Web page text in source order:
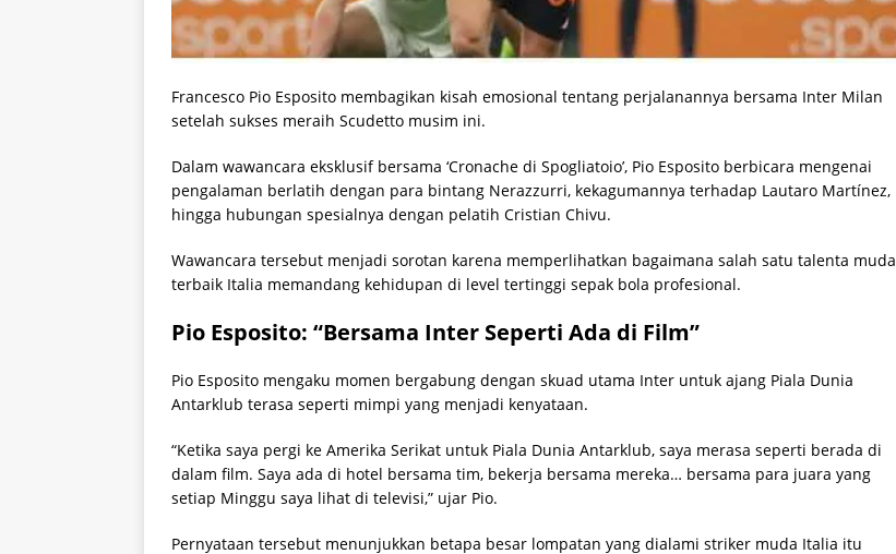
Francesco Pio Esposito membagikan kisah emosional tentang perjalanannya bersama Inter Milan
setelah sukses meraih Scudetto musim ini.
Dalam wawancara eksklusif bersama ‘Cronache di Spogliatoio’, Pio Esposito berbicara mengenai
pengalaman berlatih dengan para bintang Nerazzurri, kekagumannya terhadap Lautaro Martínez,
hingga hubungan spesialnya dengan pelatih Cristian Chivu.
Wawancara tersebut menjadi sorotan karena memperlihatkan bagaimana salah satu talenta muda
terbaik Italia memandang kehidupan di level tertinggi sepak bola profesional.
Pio Esposito: “Bersama Inter Seperti Ada di Film”
Pio Esposito mengaku momen bergabung dengan skuad utama Inter untuk ajang Piala Dunia
Antarklub terasa seperti mimpi yang menjadi kenyataan.
“Ketika saya pergi ke Amerika Serikat untuk Piala Dunia Antarklub, saya merasa seperti berada di
dalam film. Saya ada di hotel bersama tim, bekerja bersama mereka… bersama para juara yang
setiap Minggu saya lihat di televisi,” ujar Pio.
Pernyataan tersebut menunjukkan betapa besar lompatan yang dialami striker muda Italia itu